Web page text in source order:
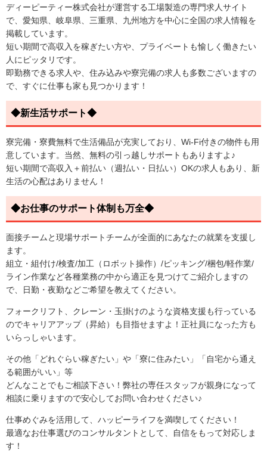
ディーピーティー株式会社が運営する工場製造の専門求人サイト
で、愛知県、岐阜県、三重県、九州地方を中心に全国の求人情報を
掲載しています。
短い期間で高収入を稼ぎたい方や、プライベートも愉しく働きたい
人にピッタリです。
即勤務できる求人や、住み込みや寮完備の求人も多数ございますの
で、すぐに仕事も家も見つかります！
◆新生活サポート◆
寮完備・寮費無料で生活備品が充実しており、Wi-Fi付きの物件も用
意しています。当然、無料の引っ越しサポートもありますよ♪
短い期間で高収入＋前払い（週払い・日払い）OKの求人もあり、新
生活の心配はありません！
◆お仕事のサポート体制も万全◆
面接チームと現場サポートチームが全面的にあなたの就業を支援し
ます。
組立・組付け/検査/加工（ロボット操作）/ピッキング/梱包/軽作業/
ライン作業など各種業務の中から適正を見つけてご紹介しますの
で、日勤・夜勤などご希望を教えてください。
フォークリフト、クレーン・玉掛けのような資格支援も行っている
のでキャリアアップ（昇給）も目指せますよ！正社員になった方も
いらっしゃいます。
その他「どれぐらい稼ぎたい」や「寮に住みたい」「自宅から通え
る範囲がいい」等
どんなことでもご相談下さい！弊社の専任スタッフが親身になって
相談に乗りますので安心してお問い合わせください♪
仕事めぐみを活用して、ハッピーライフを満喫してください！
最適なお仕事選びのコンサルタントとして、自信をもって対応しま
す！